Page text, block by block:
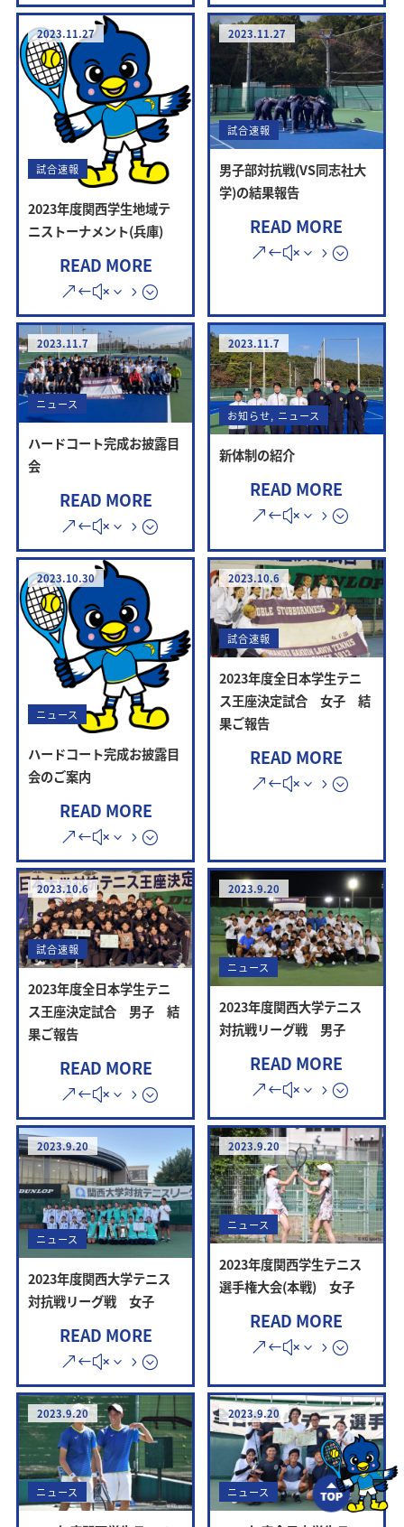
2023.11.27
試合速報
2023年度関西学生地域テ
ニストーナメント(兵庫)
READ MORE
2023.11.27
試合速報
男子部対抗戦(VS同志社大
学)の結果報告
READ MORE
2023.11.7
ニュース
ハードコート完成お披露目
会
READ MORE
2023.11.7
お知らせ, ニュース
新体制の紹介
READ MORE
2023.10.30
ニュース
ハードコート完成お披露目
会のご案内
READ MORE
2023.10.6
試合速報
2023年度全日本学生テニ
ス王座決定試合 女子 結
果ご報告
READ MORE
2023.10.6
試合速報
2023年度全日本学生テニ
ス王座決定試合 男子 結
果ご報告
READ MORE
2023.9.20
ニュース
2023年度関西大学テニス
対抗戦リーグ戦 男子
READ MORE
2023.9.20
ニュース
2023年度関西大学テニス
対抗戦リーグ戦 女子
READ MORE
2023.9.20
ニュース
2023年度関西学生テニス
選手権大会(本戦) 女子
READ MORE
2023.9.20
ニュース
2023.9.20
ニュース